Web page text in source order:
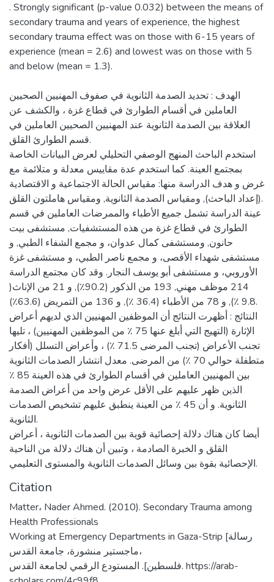
. Strongly significant (p-value 0.032) between the means of
secondary trauma and years of experience, the highest
secondary trauma effect was on those with 6-15 years of
experience (mean = 2.6) and lowest was on those with 5
الهدف : تحديد الصدمة الثانوية في صفوف المهنيين الصحيين
العاملين في أقسام الطوارئ في قطاع غزة ، والكشف عن
العلاقة بين الصدمة الثانوية عند المهنيين الصحيين العاملين في
قسم الطوارئ القلق.
استخدم الباحث المنهج الوصفي التحليلي لعرض البيانات الخاصة
بمجتمع العينة. كما استخدم عدة مقاييس معدلة و متلائمة مع
غرض و هدف الدراسة منها: مقياس الحالة الاجتماعية و الاقتصادية
(إعداد الباحث), ومقياس الصدمة الثانوية, ومقياس هاملتون القلق.
عينة الدراسة تشمل جميع الأطباء والممرضات العاملين في قسم
الطوارئ في قطاع غزة من هذه المستشفيات, مستشفى بيت
حانون, ومستشفى كمال عدوان، و مجمع الشفاء الطبي, و
مستشفى شهداء الأقصى، و مجمع ناصر الطبي، و مستشفى غزة
الأوروبي، و مستشفى أبو يوسف النجار. وقد كان مجتمع الدراسة
214 موظف مهني, 193 من الذكور (90.2٪), و 21 من الإناث(
9.8 ٪), و 78 من الأطباء (36.4 ٪), و 136 من التمريض (63.6٪).
النتائج : أظهرت النتائج أن الموظفين المهنيين الذي لديهم أعراض
الإثارة (التهيج التي أبلغ عنها 75 ٪ من الموظفين المهنيين) ، تليها
تجنب الأعراض (تجنب المرضى 71.5 ٪) ، وأعراض التسلل (أفكار
متطفلة حوالي 70 ٪) من المرضى. معدل انتشار الصدمات الثانوية
بين المهنيين العاملين في أقسام الطوارئ في هذه العينة 85 ٪
الذين ظهر عليهم على الأقل عرض واحد من أعراض الصدمة
الثانوية. و أن 45 ٪ من العينة ينطبق عليهم تشخيص الصدمات
الثانوية.
أيضا كان هناك دلالة إحصائية قوية بين الصدمات الثانوية ، أعراض
القلق و الخبرة الصادمة ، وتبين أن هناك دلالة من الناحية
الإحصائية بقوة بين وسائل الصدمات الثانوية والمستوى التعليمي.
Citation
Matter، Nader Ahmed. (2010). Secondary Trauma among
Health Professionals
Working at Emergency Departments in Gaza-Strip [رسالة
ماجستير منشورة، جامعة القدس،
فلسطين]. المستودع الرقمي لجامعة القدس. https://arab-